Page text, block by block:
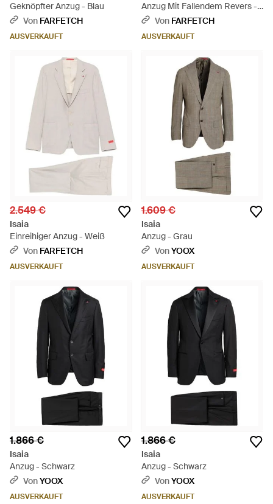
Geknöpfter Anzug - Blau
Von FARFETCH
AUSVERKAUFT
Anzug Mit Fallendem Revers -
BlauVon FARFETCH
AUSVERKAUFT
2.549 €
Isaia
Einreihiger Anzug - Weiß
Von FARFETCH
AUSVERKAUFT
1.609 €
Isaia
Anzug - Grau
VonYOOX
AUSVERKAUFT
1.866 €
Isaia
Anzug - Schwarz
VonYOOX
AUSVERKAUFT
1.866 €
Isaia
Anzug - Schwarz
VonYOOX
AUSVERKAUFT